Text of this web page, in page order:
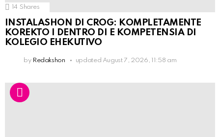
14 Shares
INSTALASHON DI CROG: KOMPLETAMENTE
KOREKTO I DENTRO DI E KOMPETENSIA DI
KOLEGIO EHEKUTIVO
by Redakshon updated August 7, 2026, 11:58 am